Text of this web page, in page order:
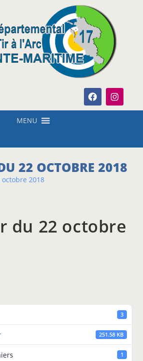
MENU
22 OCTOBRE 2018
octobre 2018
du 22 octobre
3
251.58 KB
1